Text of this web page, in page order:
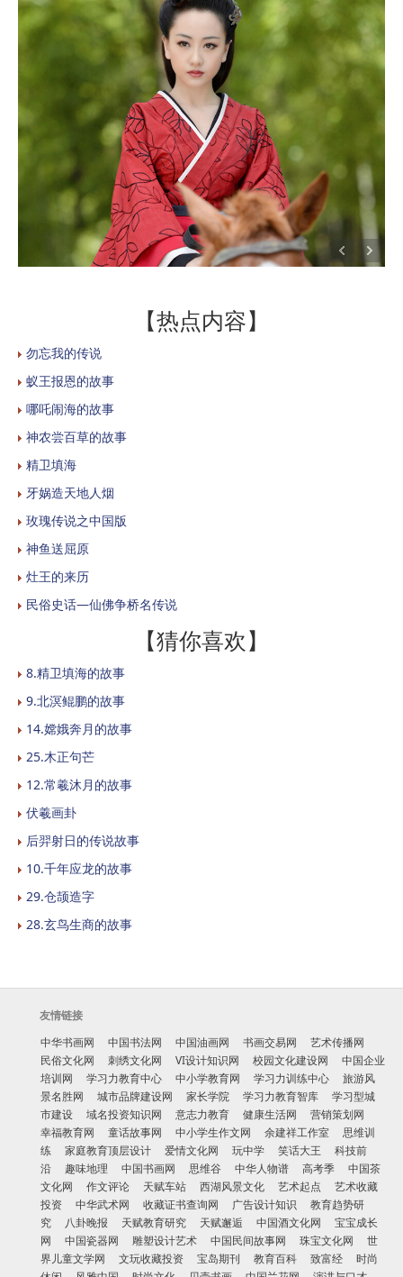
【热点内容】
勿忘我的传说
蚁王报恩的故事
哪吒闹海的故事
神农尝百草的故事
精卫填海
牙娲造天地人烟
玫瑰传说之中国版
神鱼送屈原
灶王的来历
民俗史话—仙佛争桥名传说
【猜你喜欢】
8.精卫填海的故事
9.北溟鲲鹏的故事
14.嫦娥奔月的故事
25.木正句芒
12.常羲沐月的故事
伏羲画卦
后羿射日的传说故事
10.千年应龙的故事
29.仓颉造字
28.玄鸟生商的故事
友情链接
中华书画网
中国书法网 中国油画网 书画交易网
艺术传播网
民俗文化网
刺绣文化网 VI设计知识网 校园文化建设网
中国企业
培训网
学习力教育中心 中小学教育网 学习力训练中心
旅游风
景名胜网
城市品牌建设网 家长学院 学习力教育智库
学习型城
市建设
域名投资知识网 意志力教育 健康生活网
营销策划网
幸福教育网
童话故事网 中小学生作文网 余建祥工作室
思维训
练
家庭教育顶层设计 爱情文化网 玩中学 笑话大王
科技前
沿
趣味地理 中国书画网 思维谷 中华人物谱 高考季
中国茶
文化网
作文评论 天赋车站 西湖风景文化 艺术起点
艺术收藏
投资
中华武术网 收藏证书查询网 广告设计知识
教育趋势研
究
八卦晚报 天赋教育研究 天赋邂逅 中国酒文化网
宝宝成长
网
中国瓷器网 雕塑设计艺术 中国民间故事网 珠宝文化网
世
界儿童文学网
文玩收藏投资 宝岛期刊 教育百科 致富经
时尚